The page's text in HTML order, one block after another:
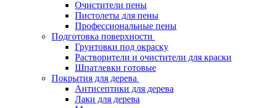
Очистители пены
Пистолеты для пены
Профессиональные пены
Подготовка поверхности
Грунтовки под окраску
Растворители и очистители для краски
Шпатлевки готовые
Покрытия для дерева
Антисептики для дерева
Лаки для дерева